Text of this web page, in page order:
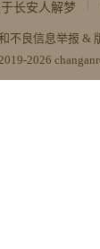
长安人解梦
不良信息举报 &
2026